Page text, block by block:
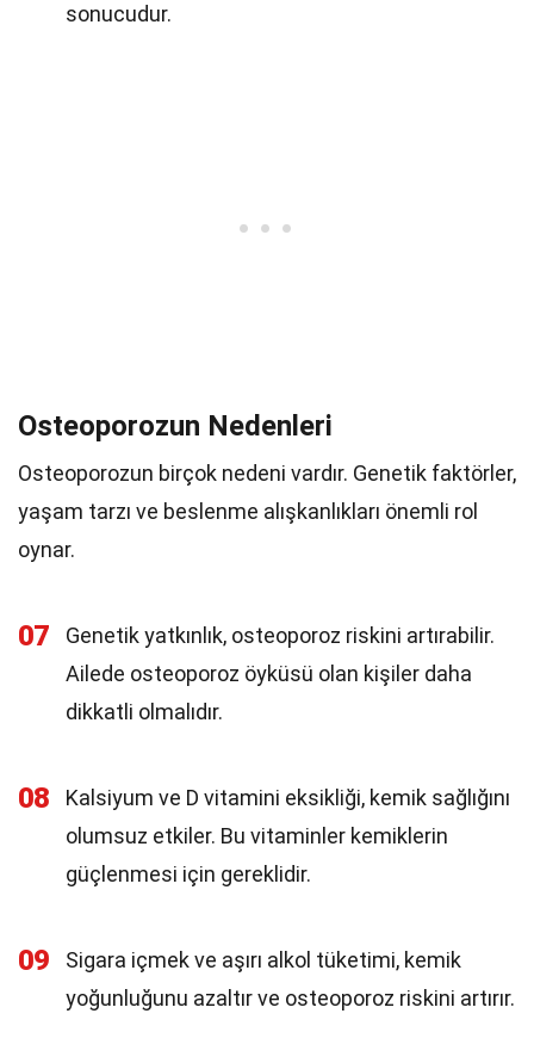
sonucudur.
Osteoporozun Nedenleri
Osteoporozun birçok nedeni vardır. Genetik faktörler,
yaşam tarzı ve beslenme alışkanlıkları önemli rol
oynar.
07
Genetik yatkınlık, osteoporoz riskini artırabilir.
Ailede osteoporoz öyküsü olan kişiler daha
dikkatli olmalıdır.
08
Kalsiyum ve D vitamini eksikliği, kemik sağlığını
olumsuz etkiler. Bu vitaminler kemiklerin
güçlenmesi için gereklidir.
09
Sigara içmek ve aşırı alkol tüketimi, kemik
yoğunluğunu azaltır ve osteoporoz riskini artırır.